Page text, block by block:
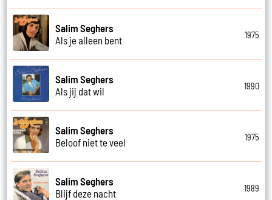
Salim Seghers
Als je alleen bent
1975
Salim Seghers
Als jij dat wil
1990
Salim Seghers
Beloof niet te veel
1975
Salim Seghers
Blijf deze nacht
1989